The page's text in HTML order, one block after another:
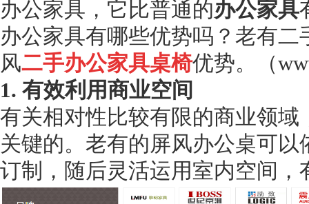
办公家具，它比普通的办公家具
办公家具有哪些优势吗？老有
风二手办公家具桌椅优势。（
1. 有效利用商业空间
有关相对性比较有限的商业领
关键的。老有的屏风办公桌可
订制，随后灵活运用室内空间